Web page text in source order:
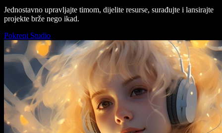
Jednostavno upravljajte timom, dijelite resurse, surađujte i lansirajte
projekte brže nego ikad.
Pokreni Studio